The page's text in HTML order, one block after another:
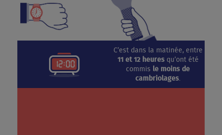
C’est dans la matinée, entre
11 et 12 heuresqu’ont été
commis le moins de
cambriolages.